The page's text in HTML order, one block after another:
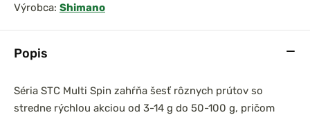
3,6m 3lb
páska na prúty 2ks
Popis
Séria STC Multi Spin zahŕňa šesť rôznych prútov so
stredne rýchlou akciou od 3-14 g do 50-100 g, pričom
Výrobca: Shimano